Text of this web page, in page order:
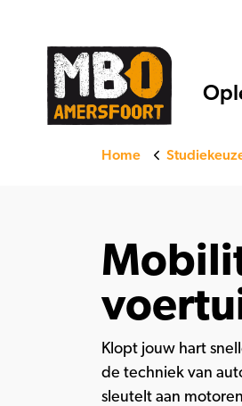
Home
Klopt jouw hart
de techniek van
sleutelt aan